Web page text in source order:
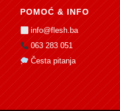
POMOĆ & INFO
info@flesh.ba
063 283 051
Česta pitanja